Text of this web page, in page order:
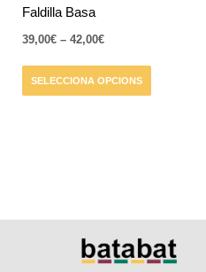
Faldilla Basa
39,00€ – 42,00€
SELECCIONA OPCIONS
triar
pàgina
del